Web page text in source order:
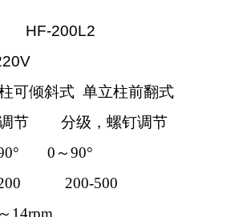
200L2
可倾斜式 单立柱前翻式
节
分级，螺钉调节
0～90°
200 200-500